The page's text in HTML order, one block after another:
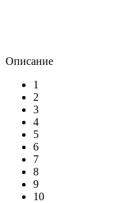
Описание
1
2
3
4
5
6
7
8
9
10